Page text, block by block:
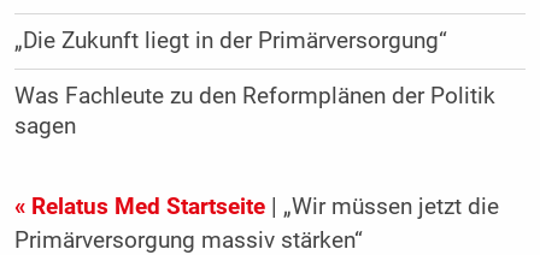
„Die Zukunft liegt in der Primärversorgung“
Was Fachleute zu den Reformplänen der Politik
sagen
« Relatus Med Startseite| „Wir müssen jetzt die
Primärversorgung massiv stärken“